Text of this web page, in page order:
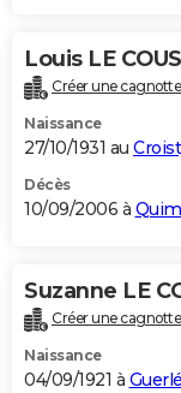
Louis LE
Créer une
Naissance
27/10/1931 au
Décès
10/09/2006 à
Suzanne LE
Créer une
Naissance
04/09/1921 à